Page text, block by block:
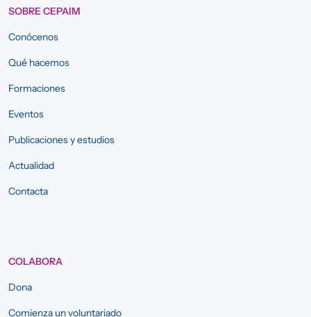
SOBRE CEPAIM
Conócenos
Qué hacemos
Formaciones
Eventos
Publicaciones y estudios
Actualidad
Contacta
COLABORA
Dona
Comienza un voluntariado